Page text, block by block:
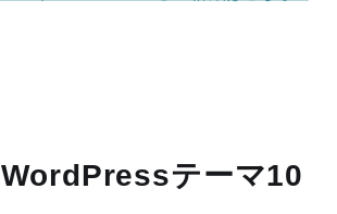
テーマ10